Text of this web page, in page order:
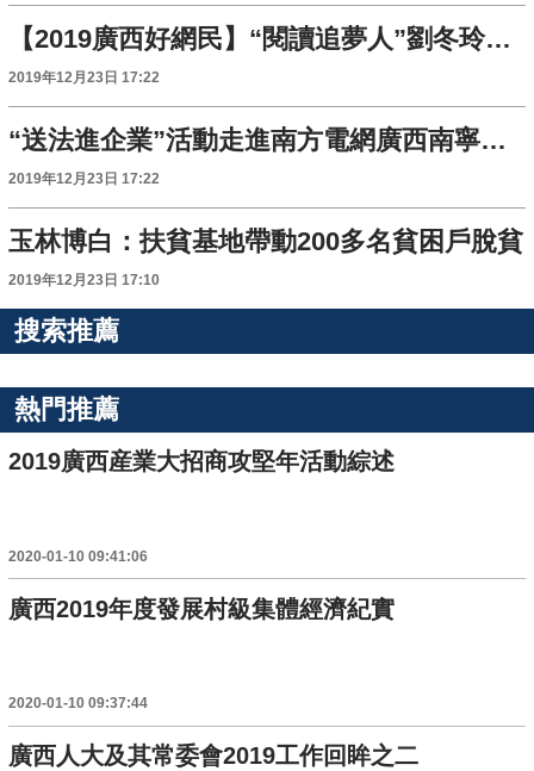
【2019廣西好網民】“閱讀追夢人”劉冬玲：博學強記 用網絡媒體傳承書香文化
2019年12月23日 17:22
“送法進企業”活動走進南方電網廣西南寧供電局
2019年12月23日 17:22
玉林博白：扶貧基地帶動200多名貧困戶脫貧
2019年12月23日 17:10
搜索推薦
熱門推薦
2019廣西産業大招商攻堅年活動綜述
2020-01-10 09:41:06
廣西2019年度發展村級集體經濟紀實
2020-01-10 09:37:44
廣西人大及其常委會2019工作回眸之二